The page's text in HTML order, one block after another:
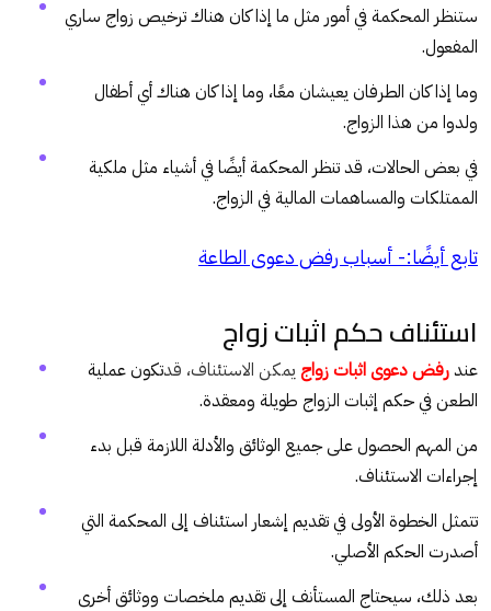
ستنظر المحكمة في أمور مثل ما إذا كان هناك ترخيص زواج ساري
المفعول.
وما إذا كان الطرفان يعيشان معًا، وما إذا كان هناك أي أطفال
ولدوا من هذا الزواج.
في بعض الحالات، قد تنظر المحكمة أيضًا في أشياء مثل ملكية
الممتلكات والمساهمات المالية في الزواج.
تابع أيضًا:- أسباب رفض دعوى الطاعة
استئناف حكم اثبات زواج
عندرفض دعوى اثبات زواج يمكن الاستئناف، قدتكون عملية
الطعن في حكم إثبات الزواج طويلة ومعقدة.
من المهم الحصول على جميع الوثائق والأدلة اللازمة قبل بدء
إجراءات الاستئناف.
تتمثل الخطوة الأولى في تقديم إشعار استئناف إلى المحكمة التي
أصدرت الحكم الأصلي.
بعد ذلك، سيحتاج المستأنف إلى تقديم ملخصات ووثائق أخرى